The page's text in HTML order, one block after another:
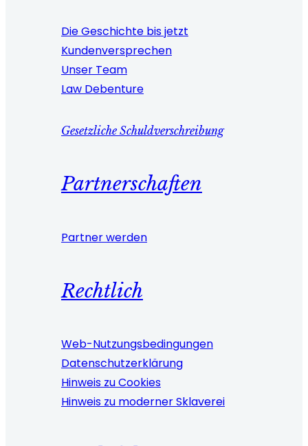
Die Geschichte bis jetzt
Kundenversprechen
Unser Team
Law Debenture
Gesetzliche Schuldverschreibung
Partnerschaften
Partner werden
Rechtlich
Web-Nutzungsbedingungen
Datenschutzerklärung
Hinweis zu Cookies
Hinweis zu moderner Sklaverei